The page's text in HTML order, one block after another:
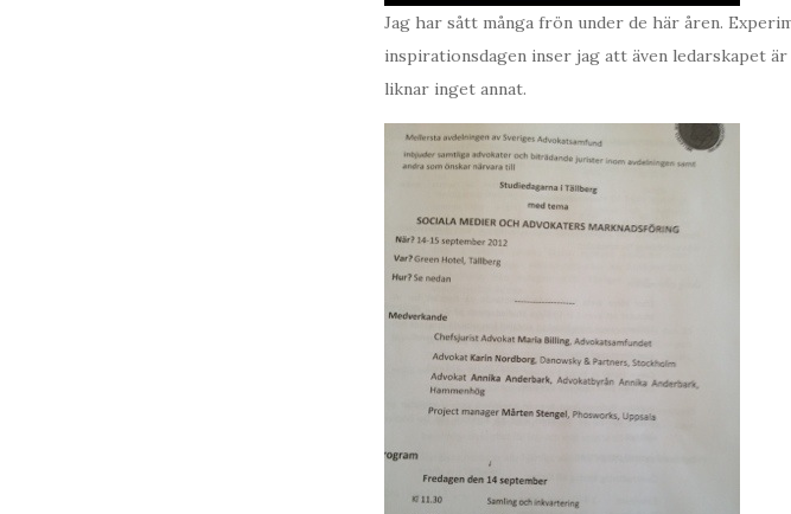
Jag har sått många frön under de här åren.
inspirationsdagen inser jag att även ledarskapet
liknar inget annat.